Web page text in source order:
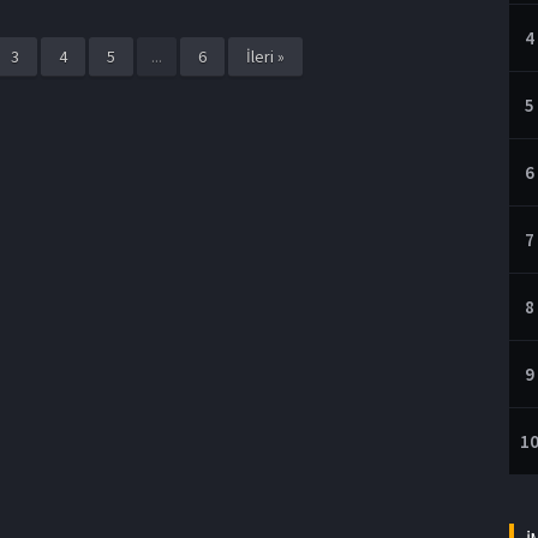
3 4 5 ... 6 İleri »
4
5
6
7
8
9
10